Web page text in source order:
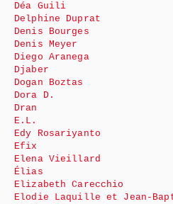
Déa Guili
Delphine Duprat
Denis Bourges
Denis Meyer
Diego Aranega
Djaber
Dogan Boztas
Dora D.
Dran
E.L.
Edy Rosariyanto
Efix
Elena Vieillard
Élias
Elizabeth Carecchio
Elodie Laquille et Jean-